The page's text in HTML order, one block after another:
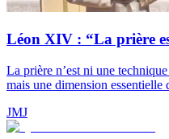
Léon XIV : “La prière
La prière n’est ni une
mais une dimension essentielle
JMJ